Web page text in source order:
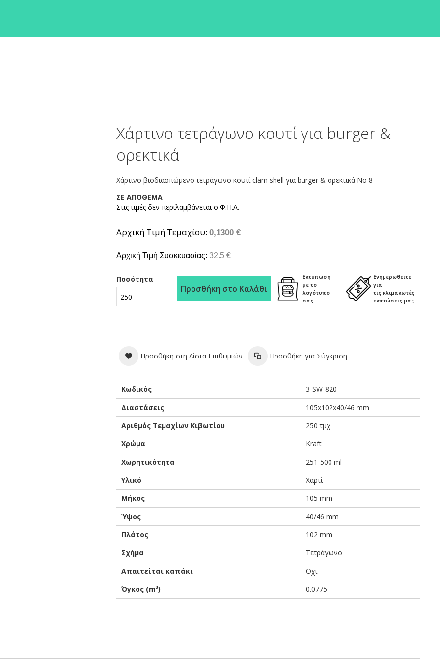
Χάρτινο τετράγωνο κουτί για burger &
ορεκτικά
Χάρτινο βιοδιασπώμενο τετράγωνο κουτί clam shell για burger & ορεκτικά No 8
ΣΕ ΑΠΟΘΕΜΑ
Αρχική Τιμή Τεμαχίου 0,1300 €
Αρχική Τιμή Συσκευασίας: 32.5 €
Ποσότητα
Προσθήκη στο Καλάθι
Εκτύπωση
με το
λογότυπο
σας
Ενημερωθείτε
για
τις κλιμακωτές
εκπτώσεις μας
Προσθήκη στη Λίστα Επιθυμιών Προσθήκη για Σύγκριση
Περισσότερες
Πληροφορίες
Κωδικός
3-SW-820
Διαστάσεις
105x102x40/46 mm
Αριθμός Τεμαχίων Κιβωτίου
250 τμχ
Χρώμα
Kraft
Χωρητικότητα
251-500 ml
Υλικό
Χαρτί
Μήκος
105 mm
Ύψος
40/46 mm
Πλάτος
102 mm
Σχήμα
Τετράγωνο
Απαιτείται καπάκι
Οχι
Όγκος (m³)
0.0775